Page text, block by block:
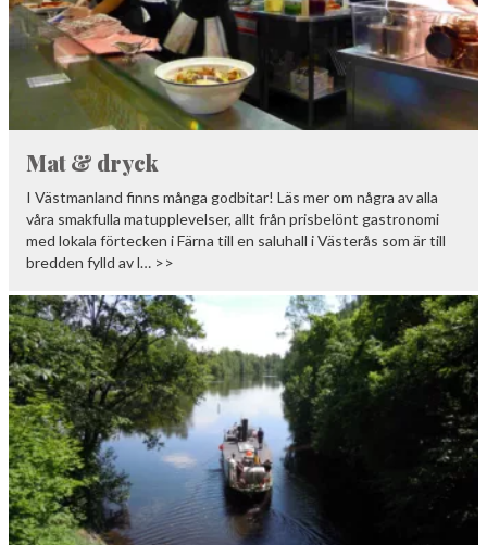
Mat & dryck
I Västmanland finns många godbitar! Läs mer om några av alla
våra smakfulla matupplevelser, allt från prisbelönt gastronomi
med lokala förtecken i Färna till en saluhall i Västerås som är till
bredden fylld av l… >>